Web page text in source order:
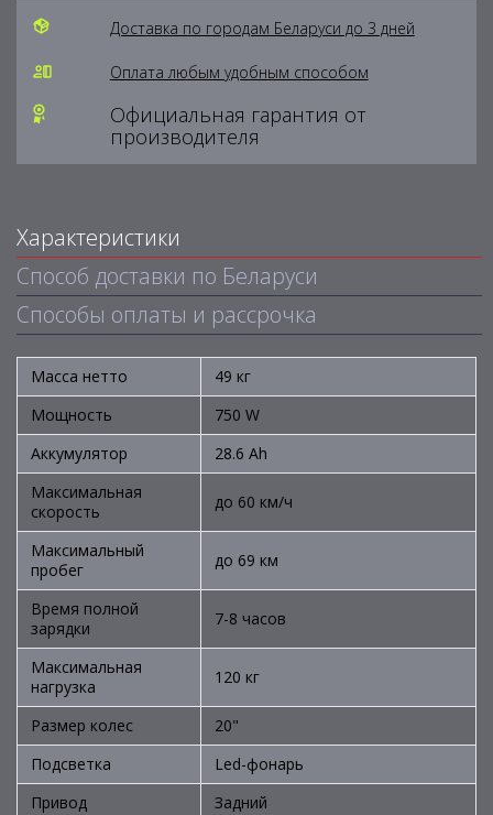
Доставка по городам Беларуси до 3 дней
Оплата любым удобным способом
Официальная гарантия от
производителя
Характеристики
Способ доставки по Беларуси
Способы оплаты и рассрочка
Масса нетто
49 кг
Мощность
750 W
Аккумулятор
28.6 Аh
Максимальная
скорость
до 60 км/ч
Максимальный
пробег
до 69 км
Время полной
зарядки
7-8 часов
Максимальная
нагрузка
120 кг
Размер колес
20"
Подсветка
Led-фонарь
Привод
Задний